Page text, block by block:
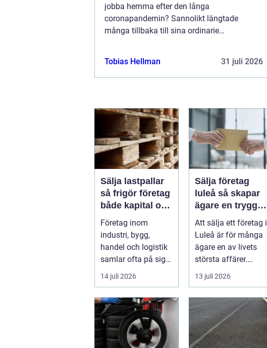
jobba hemma efter den långa
coronapandemin? Sannolikt längtade
många tillbaka till sina ordinarie
arbetsrum i sitt privata hem...
Tobias Hellman 31 juli 2026
Sälja lastpallar
så frigör företag
både kapital och
lagerutrymme
Företag inom
industri, bygg,
handel och logistik
samlar ofta på sig
stora mängder
lastpallar. De tar...
14 juli 2026
Sälja företag
luleå så skapar
ägare en trygg
och lönsam
affär
Att sälja ett företag i
Luleå är för många
ägare en av livets
största affärer.
Beslutet rymmer
både ...
13 juli 2026